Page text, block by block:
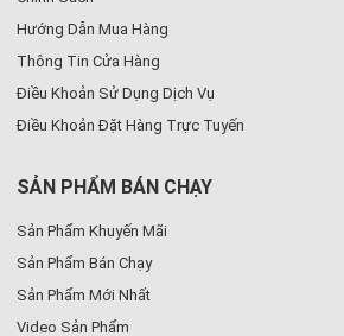
Hướng Dẫn Mua Hàng
Thông Tin Cửa Hàng
Điều Khoản Sử Dụng Dịch Vụ
Điều Khoản Đặt Hàng Trực Tuyến
SẢN PHẨM BÁN CHẠY
Sản Phẩm Khuyến Mãi
Sản Phẩm Bán Chạy
Sản Phẩm Mới Nhất
Video Sản Phẩm